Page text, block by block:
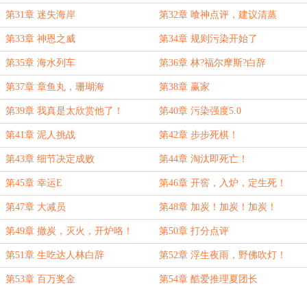
第31章 迷失海岸 第32章 喰神点评，建议清蒸
第33章 神恩之威 第34章 规则污染开始了
第35章 海水列车 第36章 林?福尔摩斯?白辞
第37章 章鱼丸，珊瑚海 第38章 赢家
第39章 我真是太欣赏他了！ 第40章 污染强度5.0
第41章 泥人挑战 第42章 步步死棋！
第43章 细节决定成败 第44章 淘汰即死亡！
第45章 幸运E 第46章 开窖，入炉，定生死！
第47章 大减员 第48章 加炭！加炭！加炭！
第49章 撤炭，灭火，开炉咯！ 第50章 打分点评
第51章 生吃达人林白辞 第52章 浮生夜雨，野佛吹灯！
第53章 百万奖金 第54章 酷爱推理夏团长